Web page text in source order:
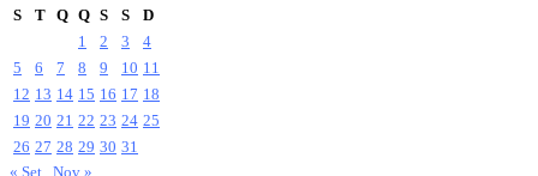
S
T Q Q S S
D
1
2 3
4
5
6 7 8 9 10 11
12 13 14 15 16 17 18
19 20 21 22 23 24 25
26 27 28 29 30 31
« Set Nov »